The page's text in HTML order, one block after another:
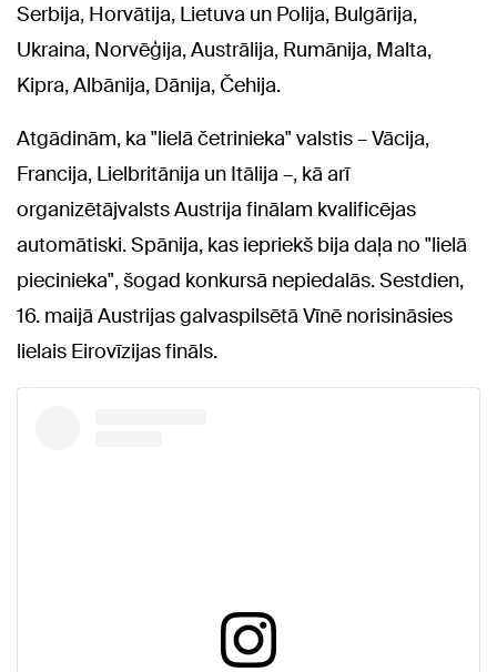
Serbija, Horvātija, Lietuva un Polija, Bulgārija,
Ukraina, Norvēģija, Austrālija, Rumānija, Malta,
Kipra, Albānija, Dānija, Čehija.
Atgādinām, ka "lielā četrinieka" valstis – Vācija,
Francija, Lielbritānija un Itālija –, kā arī
organizētājvalsts Austrija finālam kvalificējas
automātiski. Spānija, kas iepriekš bija daļa no "lielā
piecinieka", šogad konkursā nepiedalās. Sestdien,
16. maijā Austrijas galvaspilsētā Vīnē norisināsies
lielais Eirovīzijas fināls.